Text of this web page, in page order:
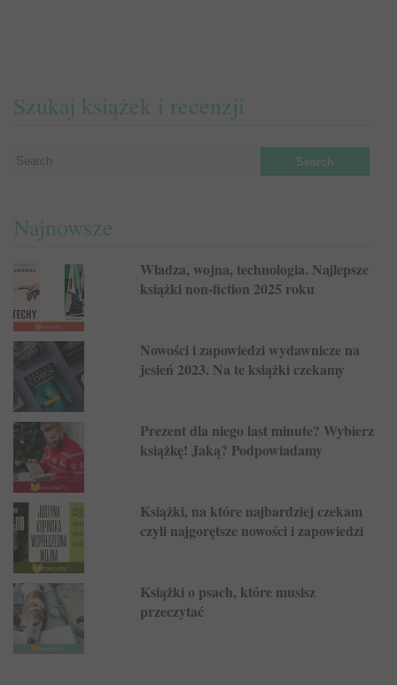
Szukaj książek i recenzji
Najnowsze
Władza, wojna, technologia. Najlepsze
książki non-fiction 2025 roku
Nowości i zapowiedzi wydawnicze na
jesień 2023. Na te książki czekamy
Prezent dla niego last minute? Wybierz
książkę! Jaką? Podpowiadamy
Książki, na które najbardziej czekam
czyli najgorętsze nowości i zapowiedzi
Książki o psach, które musisz
przeczytać